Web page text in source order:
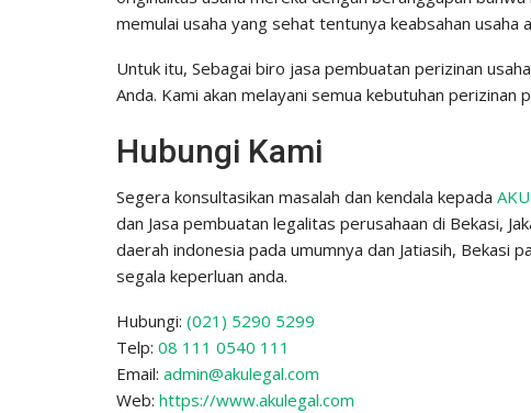
memulai usaha yang sehat tentunya keabsahan
Untuk itu, Sebagai biro jasa pembuatan perizinan
Anda. Kami akan melayani semua kebutuhan
Hubungi Kami
Segera konsultasikan masalah dan kendala kepada
dan Jasa pembuatan legalitas perusahaan di Bekasi,
daerah indonesia pada umumnya dan Jatiasih, Bekasi
segala keperluan anda.
Hubungi: (021) 5290 5299
Telp: 08 111 0540 111
Email: admin@akulegal.com
Web: https://www.akulegal.com